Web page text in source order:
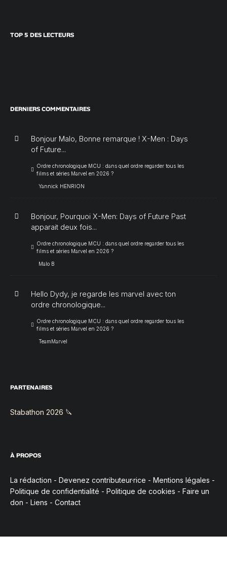
TOP 5 DES LECTEURS
DERNIERS COMMENTAIRES
Bonjour Malo, Bonne remarque ! X-Men : Days
of Future...
Ordre chronologique MCU : dans quel ordre regarder tous les
films et séries Marvel en 2026 ?
Yannick HENRION
Bonjour, Pourquoi X-Men: Days of Future Past
apparait deux fois...
Ordre chronologique MCU : dans quel ordre regarder tous les
films et séries Marvel en 2026 ?
Malo B
Hello Dydy, je regarde les marvel avec ton
ordre chronologique...
Ordre chronologique MCU : dans quel ordre regarder tous les
films et séries Marvel en 2026 ?
TeamMarvel
PARTENAIRES
Stabathon 2026 🔪
À PROPOS
La rédaction - Devenez contributeur·rice - Mentions légales -
Politique de confidentialité - Politique de cookies - Faire un
don - Liens - Contact